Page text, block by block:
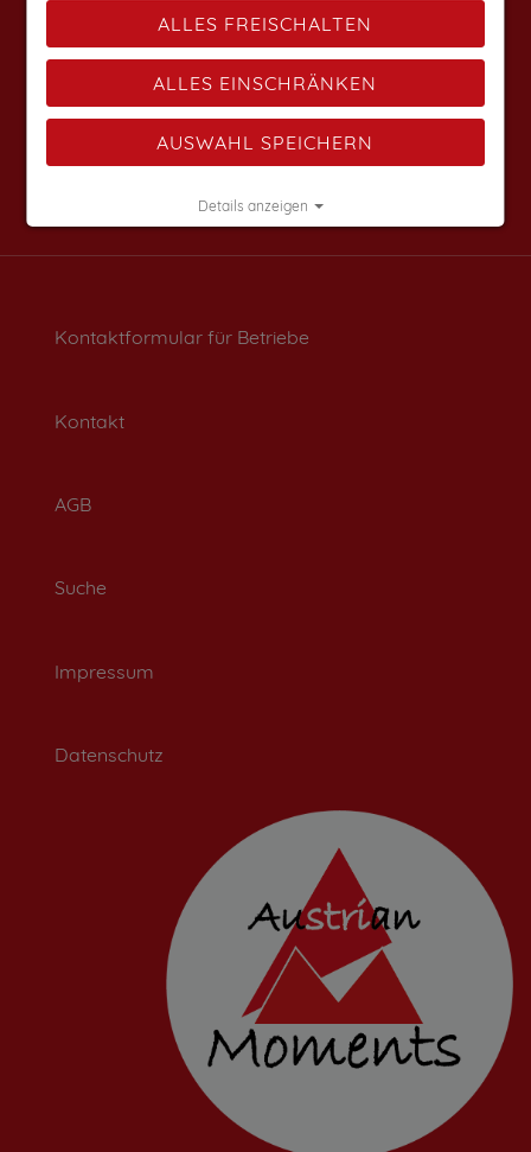
Kontaktformular für Betriebe
Kontakt
AGB
Suche
Impressum
Datenschutz
ALLES FREISCHALTEN
ALLES EINSCHRÄNKEN
AUSWAHL SPEICHERN
Details anzeigen
Impressum|Datenschutz